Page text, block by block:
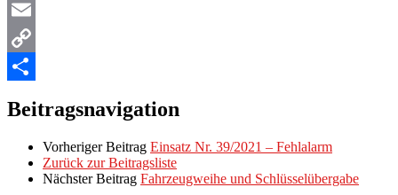
WhatsApp
Email
Copy
Beitragsnavigation
Vorheriger Beitrag Einsatz Nr. 39/2021 – Fehlalarm
Zurück zur Beitragsliste
Nächster Beitrag Fahrzeugweihe und Schlüsselübergabe